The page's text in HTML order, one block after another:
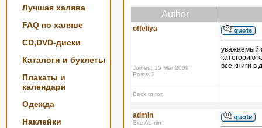
Лучшая халява
FAQ по халяве
CD,DVD-диски
Каталоги и буклеты
Плакаты и
календари
Одежда
Наклейки
Author
offeliya
Joined: 15 Mar 2009
Posts: 2
уважаемый
категорию
все книги в
Back to top
admin
Site Admin